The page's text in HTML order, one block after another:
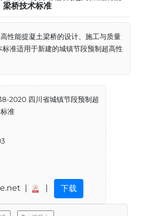
梁桥技术标准
性能提凝土梁桥的设计、施工与质量
准适用于新建的城镇节段预制超高性
2020 四川省城镇节段预制超
准
| | 下载